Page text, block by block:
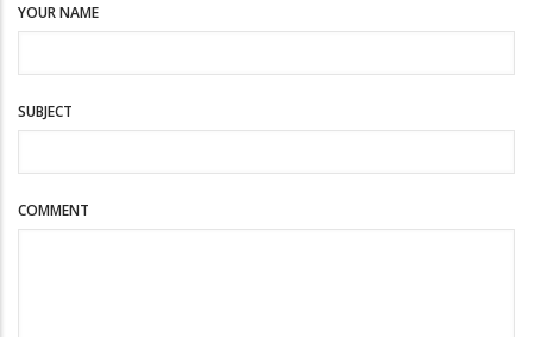
YOUR NAME
SUBJECT
COMMENT